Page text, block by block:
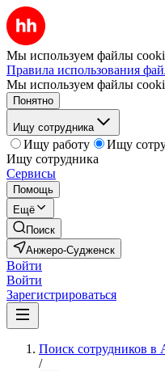
Мы используем файлы
Правила использования
Мы используем файлы
Понятно
Ищу сотрудника
Ищу работу
Ищу
Ищу сотрудника
Сервисы
Помощь
Ещё
Поиск
Анжеро-Судженск
Войти
Войти
Зарегистрироваться
Поиск сотрудников
/